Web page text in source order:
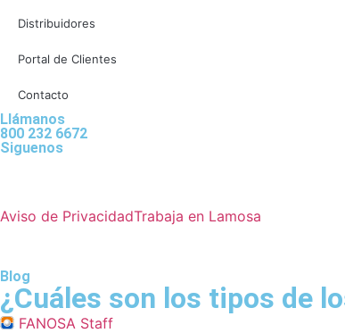
Distribuidores
Portal de Clientes
Contacto
Llámanos
800 232 6672
Siguenos
Aviso de PrivacidadTrabaja en Lamosa
Blog
¿Cuáles son los tipos de
FANOSA Staff